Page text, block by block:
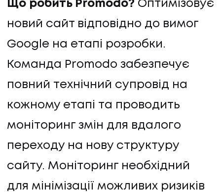
Що робить Promodo? Оптимізовує
новий сайт відповідно до вимог
Google на етапі розробки.
Команда Promodo забезпечує
повний технічний супровід на
кожному етапі та проводить
моніторинг змін для вдалого
переходу на нову структуру
сайту. Моніторинг необхідний
для мінімізації можливих ризиків